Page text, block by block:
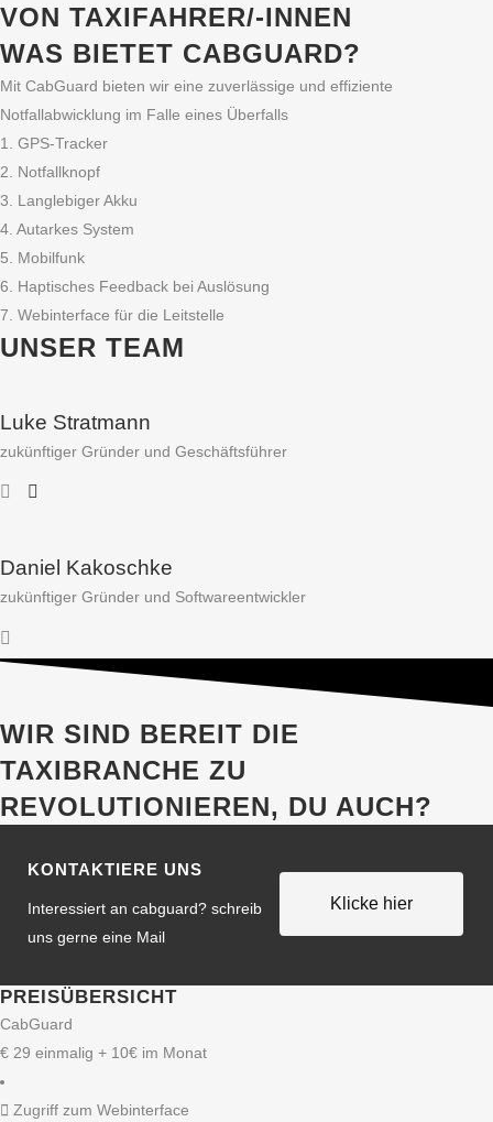
VON TAXIFAHRER/-INNEN
WAS BIETET CABGUARD?
Mit CabGuard bieten wir eine zuverlässige und effiziente
Notfallabwicklung im Falle eines Überfalls
1. GPS-Tracker
2. Notfallknopf
3. Langlebiger Akku
4. Autarkes System
5. Mobilfunk
6. Haptisches Feedback bei Auslösung
7. Webinterface für die Leitstelle
UNSER TEAM
Luke Stratmann
zukünftiger Gründer und Geschäftsführer
Daniel Kakoschke
zukünftiger Gründer und Softwareentwickler
WIR SIND BEREIT DIE
TAXIBRANCHE ZU
REVOLUTIONIEREN, DU AUCH?
KONTAKTIERE UNS
Interessiert an cabguard? schreib
uns gerne eine Mail
Klicke hier
PREISÜBERSICHT
CabGuard
€ 29 einmalig + 10€ im Monat
Zugriff zum Webinterface